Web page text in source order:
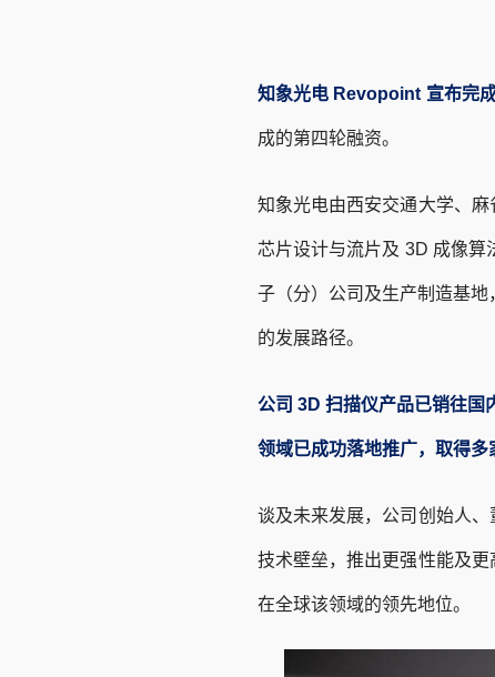
知象光电 Revopoint 宣布完
成的第四轮融资。
知象光电由西安交通大学、
芯片设计与流片及 3D 成像算
子（分）公司及生产制造基
的发展路径。
公司 3D 扫描仪产品已销往国
领域已成功落地推广，取得多
谈及未来发展，公司创始人、
技术壁垒，推出更强性能及更
在全球该领域的领先地位。